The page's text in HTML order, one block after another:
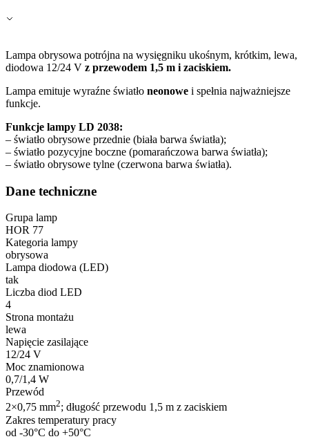
Lampa obrysowa potrójna na wysięgniku ukośnym, krótkim, lewa,
diodowa 12/24 V z przewodem 1,5 m i zaciskiem.
Lampa emituje wyraźne światło neonowe i spełnia najważniejsze
funkcje.
Funkcje lampy LD 2038:
– światło obrysowe przednie (biała barwa światła);
– światło pozycyjne boczne (pomarańczowa barwa światła);
– światło obrysowe tylne (czerwona barwa światła).
Dane techniczne
Grupa lamp
HOR 77
Kategoria lampy
obrysowa
Lampa diodowa (LED)
tak
Liczba diod LED
4
Strona montażu
lewa
Napięcie zasilające
12/24 V
Moc znamionowa
0,7/1,4 W
Przewód
2×0,75 mm2; długość przewodu 1,5 m z zaciskiem
Zakres temperatury pracy
od -30°C do +50°C